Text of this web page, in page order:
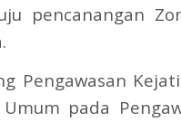
pencanangan
Pengawasan
pada